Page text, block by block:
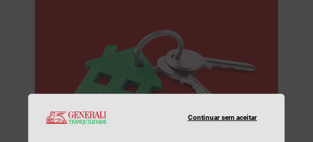
Continuar sem aceitar